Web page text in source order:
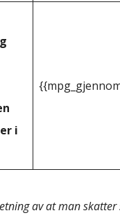
i
av at man skatter